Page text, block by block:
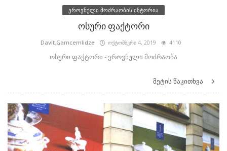
ეროვნული მოძრაობის ისტორია
ოსური ფაქტორი
Davit.Gamcemlidze ოქტომბერი 4, 2019 4110
ოსური ფაქტორი - ეროვნული მოძრაობა
მეტის წაკითხვა